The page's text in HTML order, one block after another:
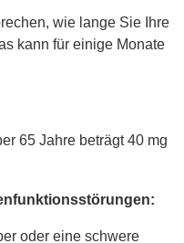
wie lange Sie Ihre
kann für einige Monate
65 Jahre beträgt 40 mg
oder eine schwere